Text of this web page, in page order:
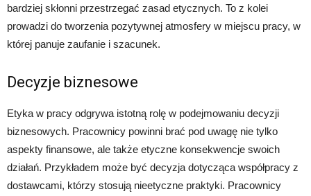
bardziej skłonni przestrzegać zasad etycznych. To z kolei
prowadzi do tworzenia pozytywnej atmosfery w miejscu pracy, w
której panuje zaufanie i szacunek.
Decyzje biznesowe
Etyka w pracy odgrywa istotną rolę w podejmowaniu decyzji
biznesowych. Pracownicy powinni brać pod uwagę nie tylko
aspekty finansowe, ale także etyczne konsekwencje swoich
działań. Przykładem może być decyzja dotycząca współpracy z
dostawcami, którzy stosują nieetyczne praktyki. Pracownicy